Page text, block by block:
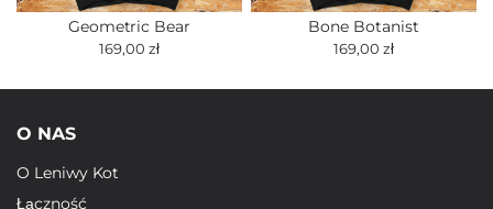
Geometric Bear
169,00 zł
Bone Botanist
169,00 zł
O NAS
O Leniwy Kot
Łączność